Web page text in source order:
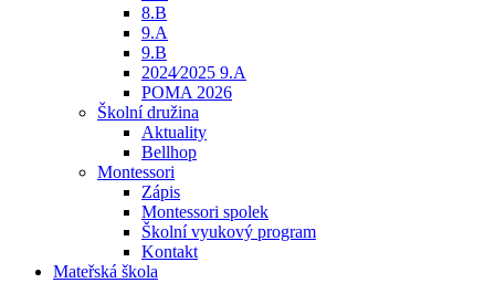
8.B
9.A
9.B
2024⁄2025 9.A
POMA 2026
Školní družina
Aktuality
Bellhop
Montessori
Zápis
Montessori spolek
Školní vyukový program
Kontakt
Mateřská škola